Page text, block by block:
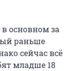
основном за
раньше
сейчас всё
младше 18